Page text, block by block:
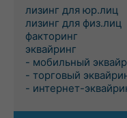
лизинг для юр.лиц
лизинг для физ.лиц
факторинг
эквайринг
- мобильный
- торговый
- интернет-